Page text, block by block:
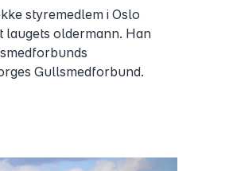
styremedlem i Oslo
oldermann. Han
Gullsmedforbund.